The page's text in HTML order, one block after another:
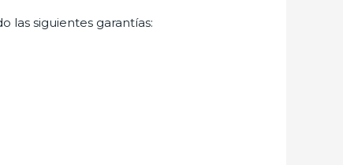
las siguientes garantías: